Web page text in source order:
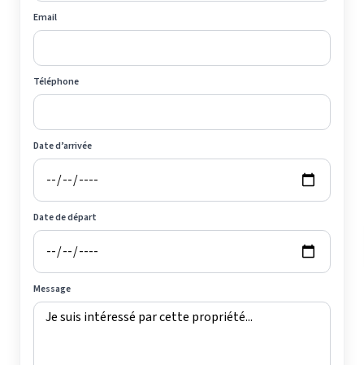
Email
Téléphone
Date d’arrivée
Date de départ
Message